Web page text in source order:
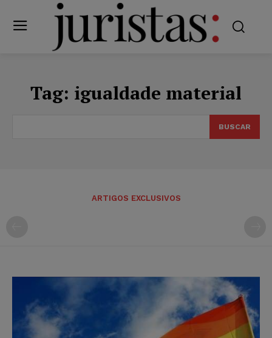
Tag: igualdade material
BUSCAR
ARTIGOS EXCLUSIVOS